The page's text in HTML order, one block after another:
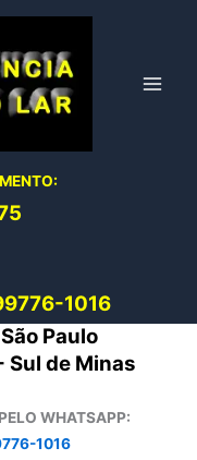
1016
Paulo
Sul de Minas
WHATSAPP:
1016